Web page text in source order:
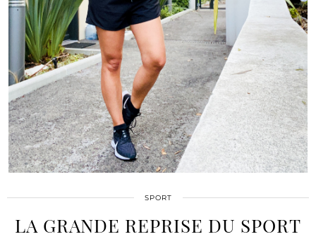
SPORT
LA GRANDE REPRISE DU SPORT